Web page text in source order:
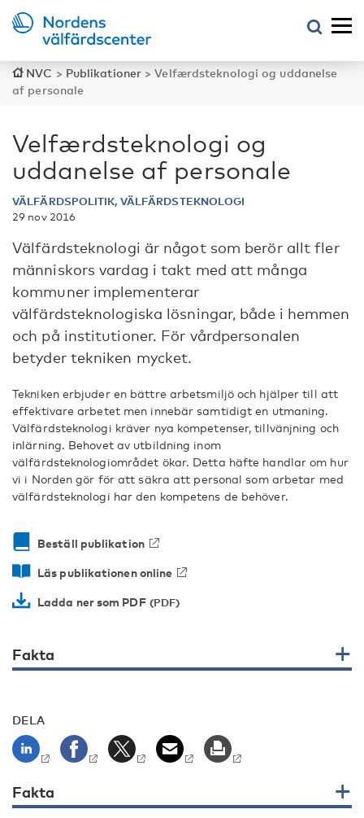
NVC > Publikationer >Velfærdsteknologi og uddanelse
af personale
Velfærdsteknologi og
uddanelse af personale
VÄLFÄRDSPOLITIK, VÄLFÄRDSTEKNOLOGI
29 nov 2016
Välfärdsteknologi är något som berör allt fler
människors vardag i takt med att många
kommuner implementerar
välfärdsteknologiska lösningar, både i hemmen
och på institutioner. För vårdpersonalen
betyder tekniken mycket.
Tekniken erbjuder en bättre arbetsmiljö och hjälper till att
effektivare arbetet men innebär samtidigt en utmaning.
Välfärdsteknologi kräver nya kompetenser, tillvänjning och
inlärning. Behovet av utbildning inom
välfärdsteknologiområdet ökar. Detta häfte handlar om hur
vi i Norden gör för att säkra att personal som arbetar med
välfärdsteknologi har den kompetens de behöver.
Beställ publikation
Läs publikationen online
Ladda ner som PDF
Fakta
DELA
Fakta